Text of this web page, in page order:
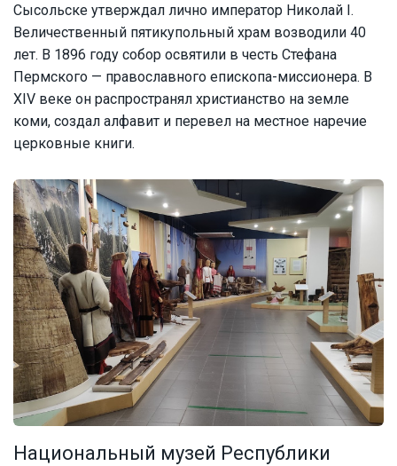
Сысольске утверждал лично император Николай I.
Величественный пятикупольный храм возводили 40
лет. В 1896 году собор освятили в честь Стефана
Пермского — православного епископа-миссионера. В
XIV веке он распространял христианство на земле
коми, создал алфавит и перевел на местное наречие
церковные книги.
Национальный музей Республики